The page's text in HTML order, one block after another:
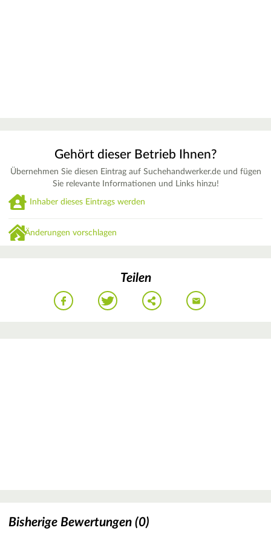
Gehört dieser Betrieb Ihnen?
Übernehmen Sie diesen Eintrag auf Suchehandwerker.de und fügen
Sie relevante Informationen und Links hinzu!
Inhaber dieses Eintrags werden
Änderungen vorschlagen
Teilen
Bisherige Bewertungen (0)